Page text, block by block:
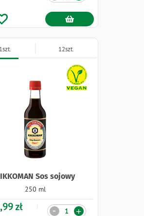
Sos sojowy
250 ml
Naklejki
zł
1szt. 12szt.
Ilość +
-